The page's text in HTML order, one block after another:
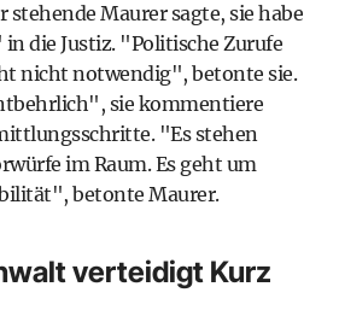
stehende Maurer sagte, sie habe
die Justiz. "Politische Zurufe
nicht notwendig", betonte sie.
sie kommentiere
"Es stehen
im Raum. Es geht um
betonte Maurer.
verteidigt Kurz